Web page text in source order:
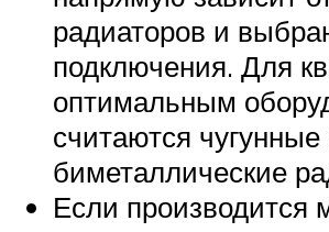
радиаторов и
подключения. Для
оптимальным
считаются чугунные
биметаллические
Если производится